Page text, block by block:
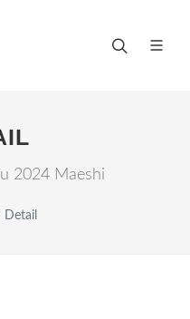
2024 Maeshi
Detail